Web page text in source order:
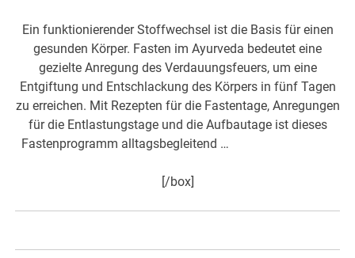
Ein funktionierender Stoffwechsel ist die Basis für einen
gesunden Körper. Fasten im Ayurveda bedeutet eine
gezielte Anregung des Verdauungsfeuers, um eine
Entgiftung und Entschlackung des Körpers in fünf Tagen
zu erreichen. Mit Rezepten für die Fastentage, Anregungen
für die Entlastungstage und die Aufbautage ist dieses
Fastenprogramm alltagsbegleitend …
[/box]